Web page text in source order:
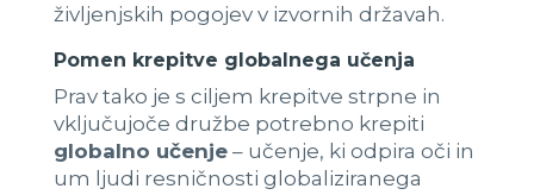
življenjskih pogojev v izvornih državah.
Pomen krepitve globalnega učenja
Prav tako je s ciljem krepitve strpne in
vključujoče družbe potrebno krepiti
globalno učenje– učenje, ki odpira oči in
um ljudi resničnosti globaliziranega